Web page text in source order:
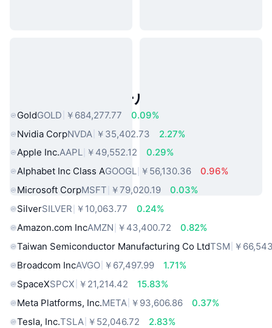
人気のリアルワールドアセット
GoldGOLD ￥684,277.77
0.09%
Nvidia CorpNVDA ￥35,402.73
2.27%
Apple Inc.AAPL ￥49,552.12
0.29%
Alphabet Inc Class AGOOGL ￥56,130.36
0.96%
Microsoft CorpMSFT ￥79,020.19
0.03%
SilverSILVER ￥10,063.77
0.24%
Amazon.com IncAMZN ￥43,400.72
0.82%
Taiwan Semiconductor Manufacturing Co LtdTSM ￥
Broadcom IncAVGO ￥67,497.99
1.71%
SpaceXSPCX ￥21,214.42
15.83%
Meta Platforms, Inc.META ￥93,606.86
0.37%
Tesla, Inc.TSLA ￥52,046.72
2.83%